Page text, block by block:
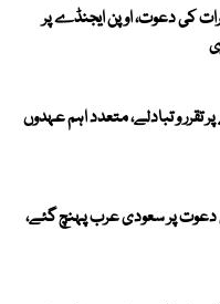
کی دعوت، اوپن ایجنڈے پر
تقرر و تبادلے، متعدد اہم عہدوں
دعوت پر سعودی عرب پہنچ گئے،